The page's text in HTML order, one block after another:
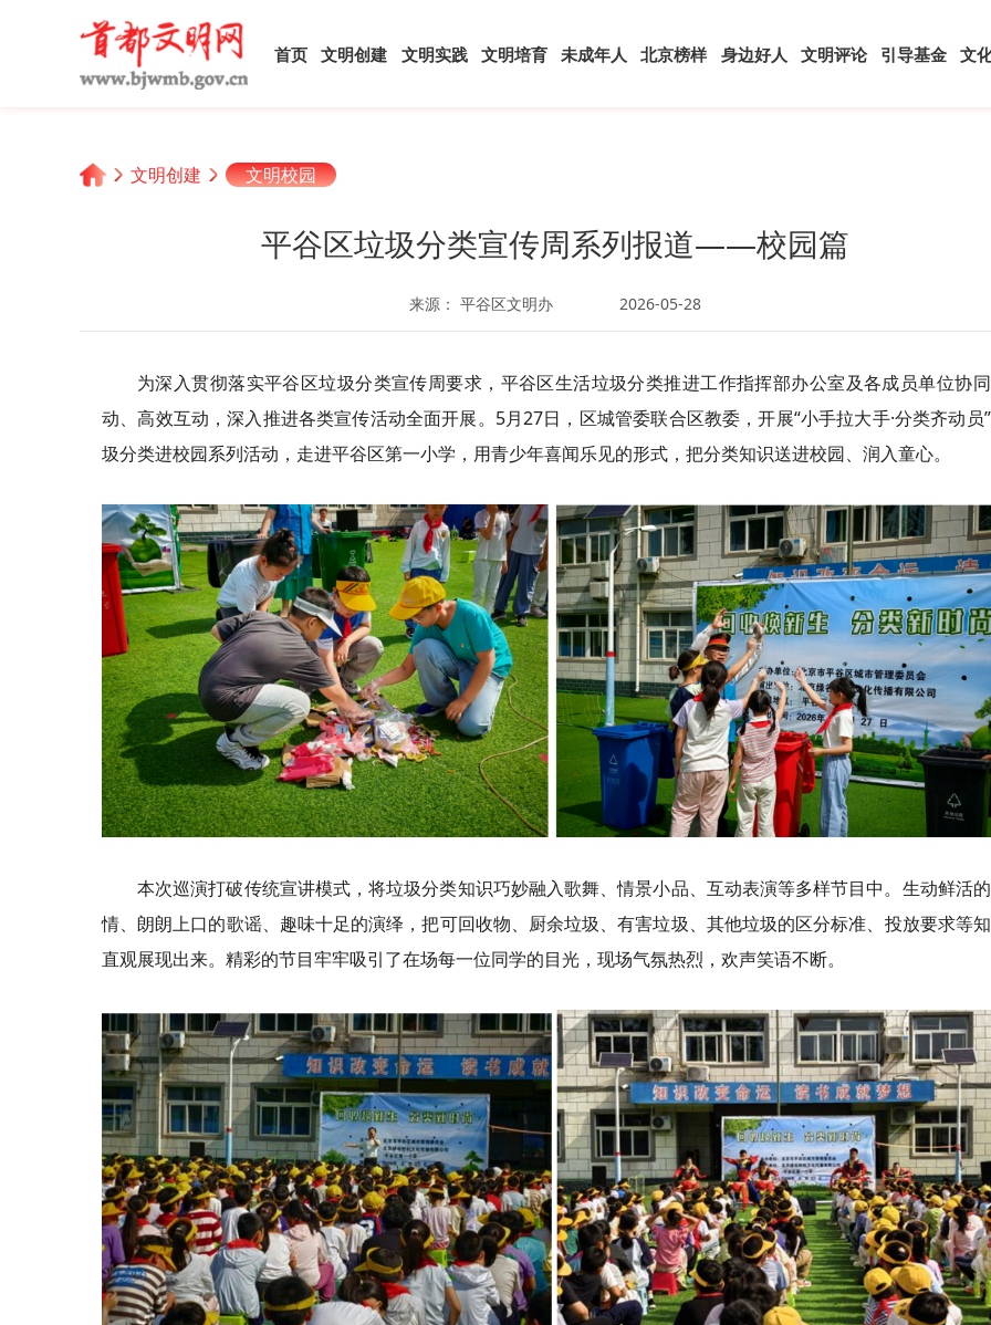
首页 文明创建 文明实践 文明培育 未成年人 北京榜样 身边好人 文明评论 引导基金 文
文明创建 文明校园
平谷区垃圾分类宣传周系列报道——校园篇
来源： 平谷区文明办 2026-05-28
为深入贯彻落实平谷区垃圾分类宣传周要求，平谷区生活垃圾分类推进工作指挥部办公室及各成员单位协
动、高效互动，深入推进各类宣传活动全面开展。5月27日，区城管委联合区教委，开展“小手拉大手·分类齐动员
圾分类进校园系列活动，走进平谷区第一小学，用青少年喜闻乐见的形式，把分类知识送进校园、润入童心。
本次巡演打破传统宣讲模式，将垃圾分类知识巧妙融入歌舞、情景小品、互动表演等多样节目中。生动鲜活
情、朗朗上口的歌谣、趣味十足的演绎，把可回收物、厨余垃圾、有害垃圾、其他垃圾的区分标准、投放要求等
直观展现出来。精彩的节目牢牢吸引了在场每一位同学的目光，现场气氛热烈，欢声笑语不断。